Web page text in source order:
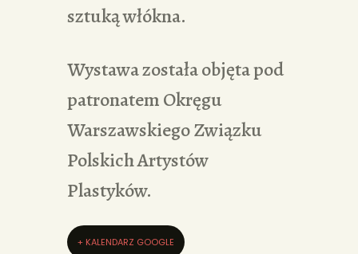
sztuką włókna.
Wystawa została objęta pod
patronatem Okręgu
Warszawskiego Związku
Polskich Artystów
Plastyków.
+ KALENDARZ GOOGLE